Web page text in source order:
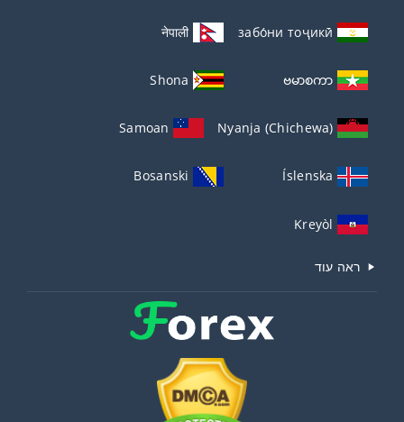
забо́ни тоҷикӣ́
नेपाली
ဗမာစကာ
Shona
Nyanja (Chichewa)
Samoan
Íslenska
Bosanski
Kreyòl
ראה עוד